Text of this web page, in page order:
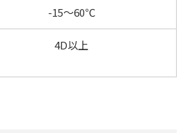
-15～60℃
4D以上